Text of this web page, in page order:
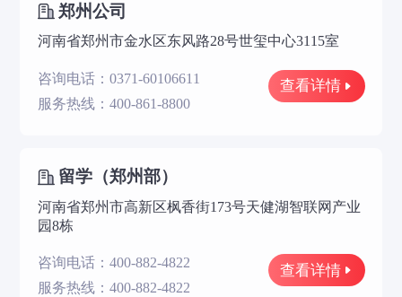
郑州公司
河南省郑州市金水区东风路28号世玺中心3115室
咨询电话：0371-60106611
服务热线：400-861-8800
查看详情
留学（郑州部）
河南省郑州市高新区枫香街173号天健湖智联网产业
园8栋
咨询电话：400-882-4822
服务热线：400-882-4822
查看详情